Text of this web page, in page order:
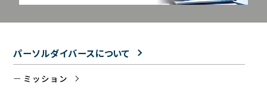
パーソルダイバースについて
ミッション